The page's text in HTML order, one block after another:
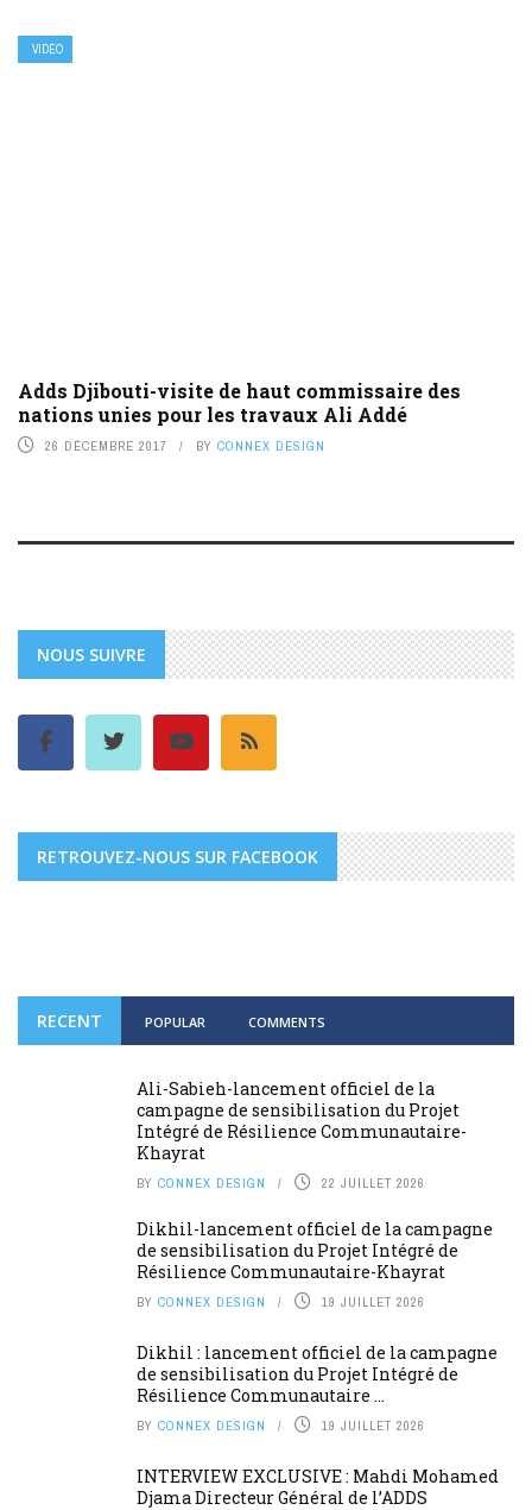
VIDÉO
Adds Djibouti-visite de haut commissaire des
nations unies pour les travaux Ali Addé
26 DÉCEMBRE 2017 BY CONNEX DESIGN
NOUS SUIVRE
RETROUVEZ-NOUS SUR FACEBOOK
RECENT POPULAR COMMENTS
Ali-Sabieh-lancement officiel de la
campagne de sensibilisation du Projet
Intégré de Résilience Communautaire-
Khayrat
BY CONNEX DESIGN 22 JUILLET 2026
Dikhil-lancement officiel de la campagne
de sensibilisation du Projet Intégré de
Résilience Communautaire-Khayrat
BY CONNEX DESIGN 19 JUILLET 2026
Dikhil : lancement officiel de la campagne
de sensibilisation du Projet Intégré de
Résilience Communautaire ...
BY CONNEX DESIGN 19 JUILLET 2026
INTERVIEW EXCLUSIVE : Mahdi Mohamed
Djama Directeur Général de l’ADDS